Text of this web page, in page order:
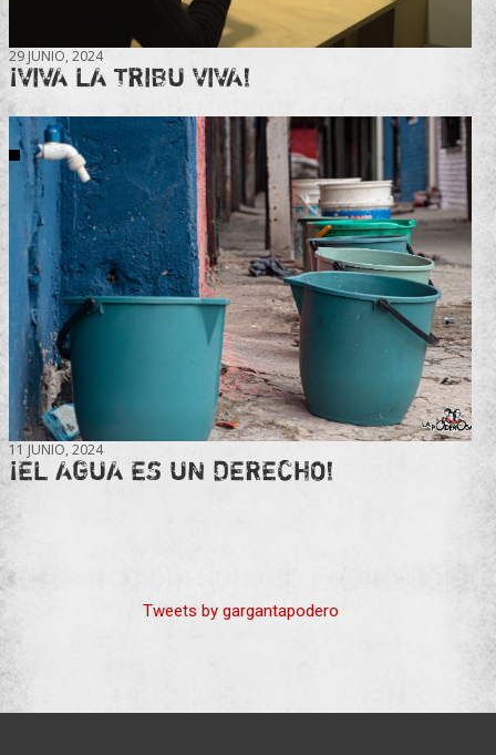
29 JUNIO, 2024
¡VIVA LA TRIBU VIVA!
11 JUNIO, 2024
¡EL AGUA ES UN DERECHO!
Tweets by gargantapodero